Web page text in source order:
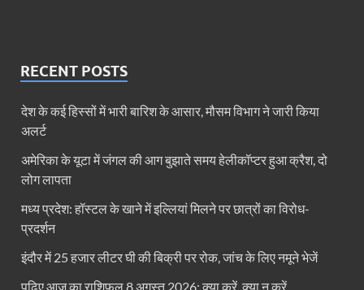
RECENT POSTS
देश के कई हिस्सों में भारी बारिश के आसार, मौसम विभाग ने जारी किया
अलर्ट
अमेरिका के यूटा में जंगल की आग बुझाते समय हेलीकॉप्टर हुआ क्रैश, दो
लोग लापता
मध्य प्रदेश: हॉस्टल के खाने में इल्लियां मिलने पर छात्रों का विरोध-
प्रदर्शन
इंदौर में 25 हजार लीटर घी की बिक्री पर रोक, जांच के लिए नमूने भेजें
पढ़िए आज का राशिफल 8 अगस्त 2026: क्या करें, क्या न करें…